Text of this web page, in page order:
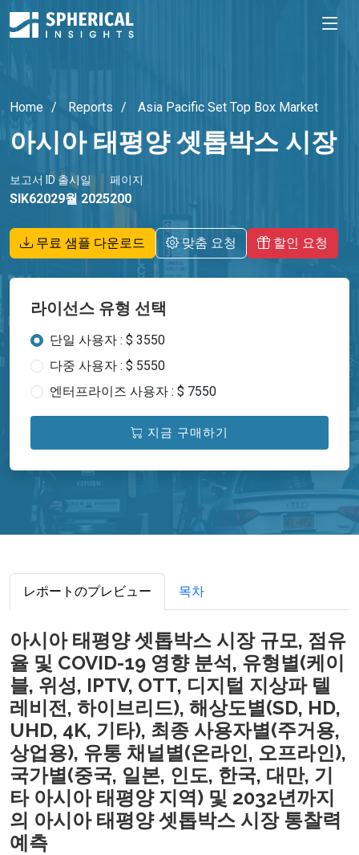
Home Reports Asia Pacific Set Top Box Market
아시아 태평양 셋톱박스 시장
보고서 ID
SIK6202
출시일
9월 2025
페이지
200
무료 샘플 다운로드 맞춤 요청 할인 요청
라이선스 유형 선택
단일 사용자 : $ 3550
다중 사용자 : $ 5550
엔터프라이즈 사용자 : $ 7550
지금 구매하기
レポートのプレビュー 목차
아시아 태평양 셋톱박스 시장 규모, 점유
율 및 COVID-19 영향 분석, 유형별(케이
블, 위성, IPTV, OTT, 디지털 지상파 텔
레비전, 하이브리드), 해상도별(SD, HD,
UHD, 4K, 기타), 최종 사용자별(주거용,
상업용), 유통 채널별(온라인, 오프라인),
국가별(중국, 일본, 인도, 한국, 대만, 기
타 아시아 태평양 지역) 및 2032년까지
의 아시아 태평양 셋톱박스 시장 통찰력
예측